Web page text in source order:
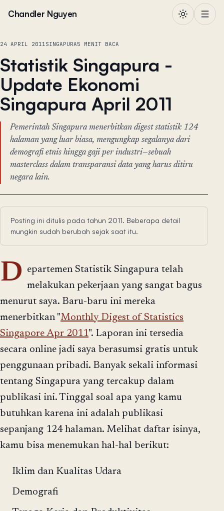
Chandler Nguyen
24 APRIL 2011SINGAPURA5 MENIT BACA
Statistik Singapura -
Update Ekonomi
Singapura April 2011
Pemerintah Singapura menerbitkan digest statistik 124
halaman yang luar biasa, mengungkap segalanya dari
demografi etnis hingga gaji per industri—sebuah
masterclass dalam transparansi data yang harus ditiru
negara lain.
Posting ini ditulis pada tahun 2011. Beberapa detail
mungkin sudah berubah sejak saat itu.
D epartemen Statistik Singapura telah
melakukan pekerjaan yang sangat bagus
menurut saya. Baru-baru ini mereka
menerbitkan "Monthly Digest of Statistics
Singapore Apr 2011". Laporan ini tersedia
secara online jadi saya berasumsi gratis untuk
penggunaan pribadi. Banyak sekali informasi
tentang Singapura yang tercakup dalam
publikasi ini. Tinggal soal apa yang kamu
butuhkan karena ini adalah publikasi
sepanjang 124 halaman. Melihat daftar isinya,
kamu bisa menemukan hal-hal berikut:
Iklim dan Kualitas Udara
Demografi